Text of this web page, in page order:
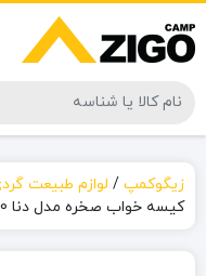
زیگوکمپ / لوازم طبیعت
کیسه خواب صخره مدل دنا 300 – XL